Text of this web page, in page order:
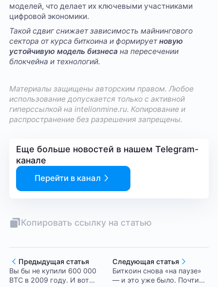
моделей, что делает их ключевыми участниками
цифровой экономики.
Такой сдвиг снижает зависимость майнингового
сектора от курса биткоина и формируетновую
устойчивую модель бизнеса на пересечении
блокчейна и технологий.
Материалы защищены авторским правом. Любое
использование допускается только с активной
гиперссылкой наintelionmine.ru. Копирование и
распространение без разрешения запрещены.
Еще больше новостей в нашем Telegram-
канале
Перейти в канал
Копировать ссылку на статью
Предыдущая статья
Вы бы не купили 600 000
BTC в 2009 году. И вот
Следующая статья
Биткоин снова «на паузе»
— и это уже было. Почти